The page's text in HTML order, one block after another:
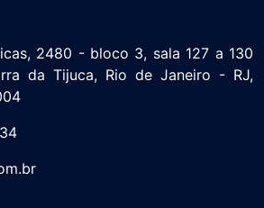
2480 - bloco 3, sala 127 a 130
da Tijuca, Rio de Janeiro - RJ,